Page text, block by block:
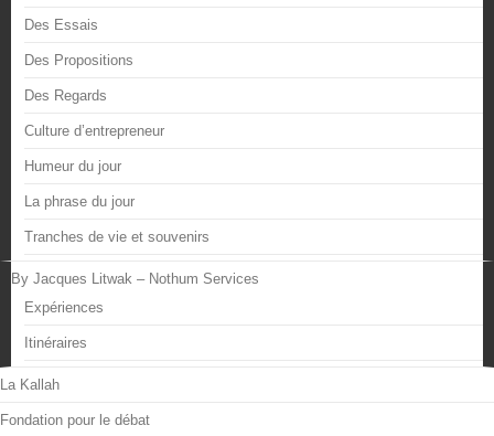
Des Essais
Des Propositions
Des Regards
Culture d’entrepreneur
Humeur du jour
La phrase du jour
Tranches de vie et souvenirs
By Jacques Litwak – Nothum Services
Expériences
Itinéraires
La Kallah
Fondation pour le débat